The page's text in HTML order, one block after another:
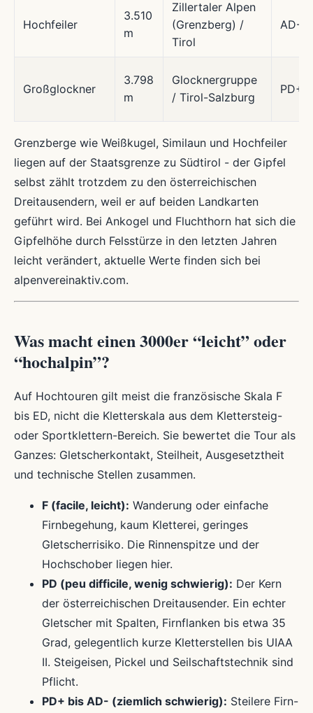
Hochfeiler
3.510
m
Zillertaler Alpen
(Grenzberg) /
Tirol
AD-
Großglockner
3.798
m
Glocknergruppe
/ Tirol-Salzburg
PD+
Grenzberge wie Weißkugel, Similaun und Hochfeiler
liegen auf der Staatsgrenze zu Südtirol - der Gipfel
selbst zählt trotzdem zu den österreichischen
Dreitausendern, weil er auf beiden Landkarten
geführt wird. Bei Ankogel und Fluchthorn hat sich die
Gipfelhöhe durch Felsstürze in den letzten Jahren
leicht verändert, aktuelle Werte finden sich bei
alpenvereinaktiv.com.
Was macht einen 3000er “leicht” oder
“hochalpin”?
Auf Hochtouren gilt meist die französische Skala F
bis ED, nicht die Kletterskala aus dem Klettersteig-
oder Sportklettern-Bereich. Sie bewertet die Tour als
Ganzes: Gletscherkontakt, Steilheit, Ausgesetztheit
und technische Stellen zusammen.
F (facile, leicht): Wanderung oder einfache
Firnbegehung, kaum Kletterei, geringes
Gletscherrisiko. Die Rinnenspitze und der
Hochschober liegen hier.
PD (peu difficile, wenig schwierig): Der Kern
der österreichischen Dreitausender. Ein echter
Gletscher mit Spalten, Firnflanken bis etwa 35
Grad, gelegentlich kurze Kletterstellen bis UIAA
II. Steigeisen, Pickel und Seilschaftstechnik sind
Pflicht.
PD+ bis AD- (ziemlich schwierig): Steilere Firn-